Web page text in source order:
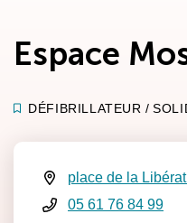
Espace
DÉFIBRILLATEUR /
Infos utiles
place de la
05 61 76 84 99